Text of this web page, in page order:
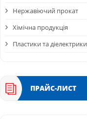
Нержавіючий прокат
Хімічна продукція
Пластики та діелектрики
ПРАЙС-ЛИСТ